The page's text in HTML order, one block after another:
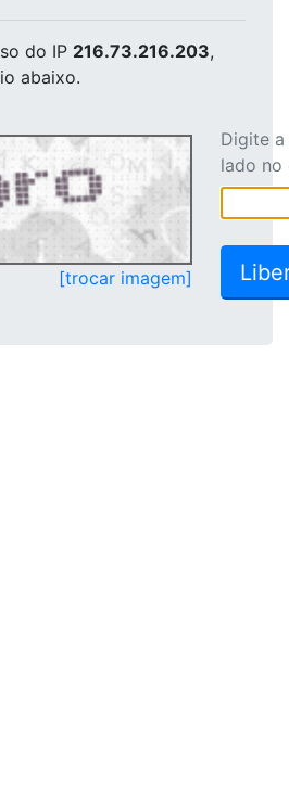
do IP 216.73.216.203,
abaixo.
[trocar imagem]
Digite
lado no